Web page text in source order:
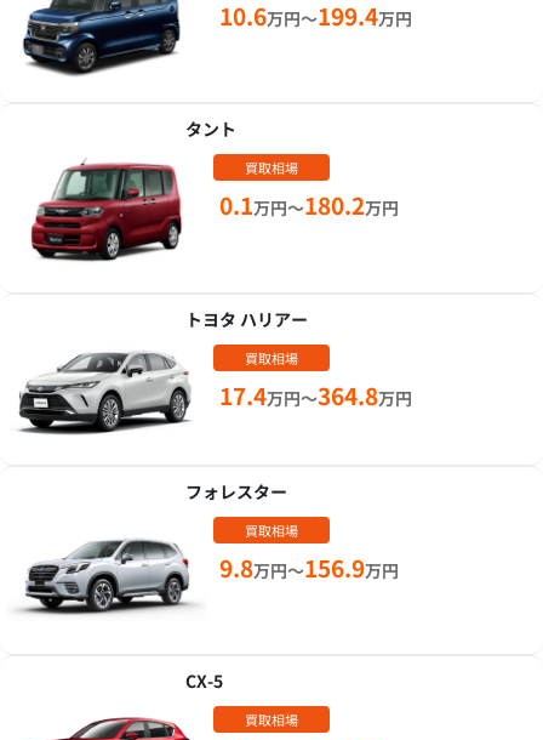
10.6万円～199.4万円
タント
買取相場
0.1万円～180.2万円
トヨタ ハリアー
買取相場
17.4万円～364.8万円
フォレスター
買取相場
9.8万円～156.9万円
CX-5
買取相場